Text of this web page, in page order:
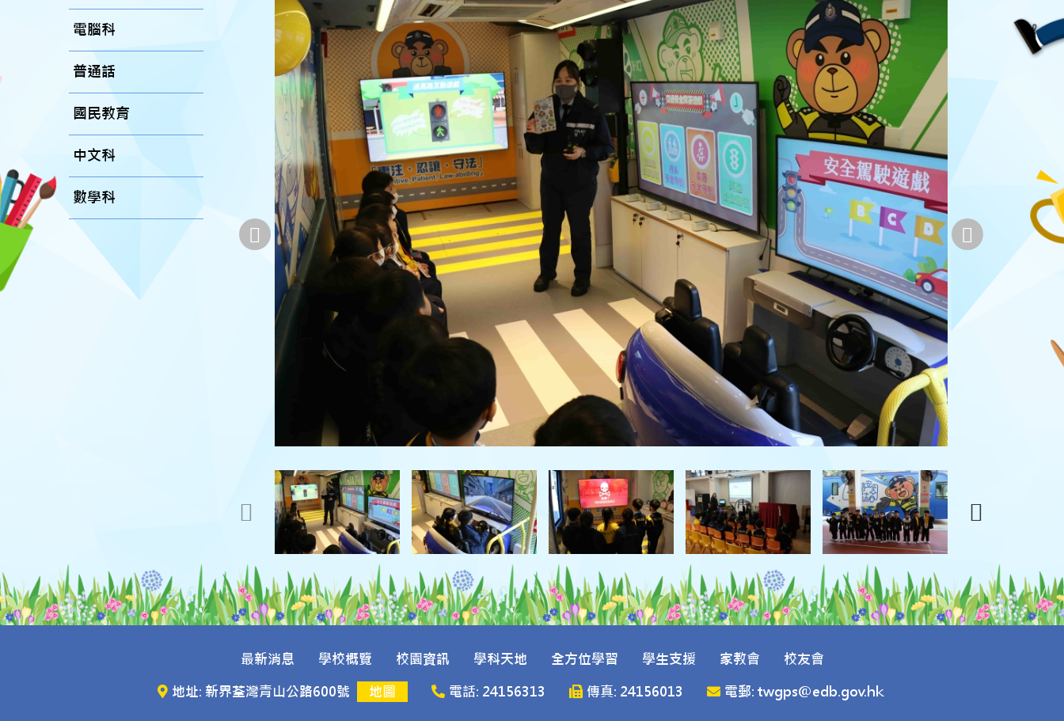
電腦科
普通話
國民教育
中文科
數學科
最新消息 學校概覽 校園資訊 學科天地 全方位學習 學生支援 家教會
校友會
地址: 新界荃灣青山公路600號
地圖 電話: 24156313 傳真: 24156013 電郵: twgps@edb.gov.hk